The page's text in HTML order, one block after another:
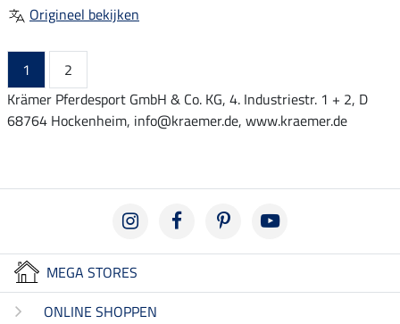
Origineel bekijken
1
2
Krämer Pferdesport GmbH & Co. KG, 4. Industriestr. 1 + 2, D
68764 Hockenheim, info@kraemer.de, www.kraemer.de
MEGA STORES
ONLINE SHOPPEN